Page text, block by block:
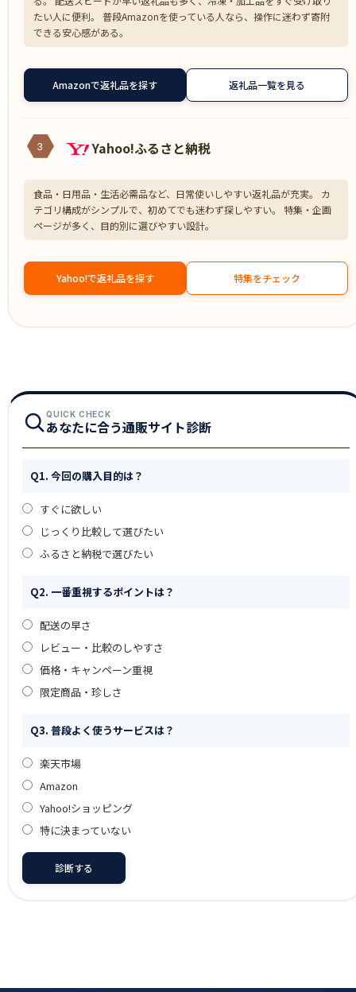
たい人に便利。 普段Amazonを使っている人なら、操作に迷わず寄附
できる安心感がある。
Amazonで返礼品を探す 返礼品一覧を見る
3 Yahoo!ふるさと納税
食品・日用品・生活必需品など、日常使いしやすい返礼品が充実。 カ
テゴリ構成がシンプルで、初めてでも迷わず探しやすい。 特集・企画
ページが多く、目的別に選びやすい設計。
Yahoo!で返礼品を探す 特集をチェック
QUICK CHECK
あなたに合う通販サイト診断
Q1. 今回の購入目的は？
すぐに欲しい
じっくり比較して選びたい
ふるさと納税で選びたい
Q2. 一番重視するポイントは？
配送の早さ
レビュー・比較のしやすさ
価格・キャンペーン重視
限定商品・珍しさ
Q3. 普段よく使うサービスは？
楽天市場
Amazon
Yahoo!ショッピング
特に決まっていない
診断する